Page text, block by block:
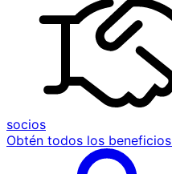
socios
Obtén todos los